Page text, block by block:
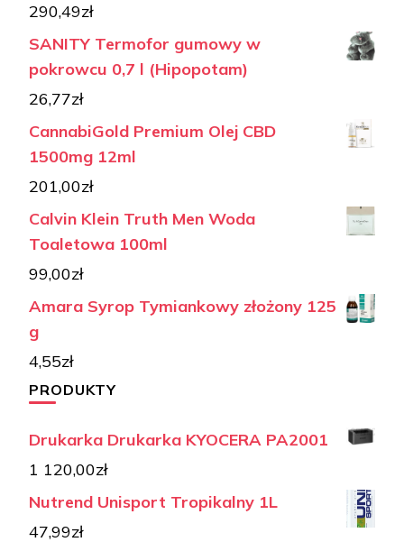
290,49zł
SANITY Termofor gumowy w
pokrowcu 0,7 l (Hipopotam)
26,77zł
CannabiGold Premium Olej CBD
1500mg 12ml
201,00zł
Calvin Klein Truth Men Woda
Toaletowa 100ml
99,00zł
Amara Syrop Tymiankowy złożony 125
g
4,55zł
PRODUKTY
Drukarka Drukarka KYOCERA PA2001
1 120,00zł
Nutrend Unisport Tropikalny 1L
47,99zł